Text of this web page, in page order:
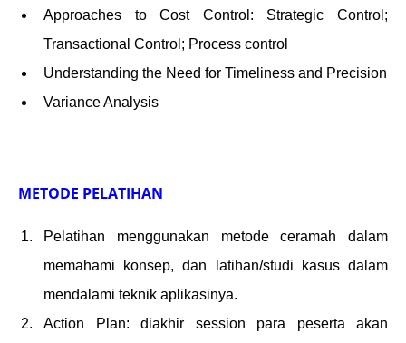
Approaches to Cost Control: Strategic Control;
Transactional Control; Process control
Understanding the Need for Timeliness and Precision
Variance Analysis
METODE PELATIHAN
Pelatihan menggunakan metode ceramah dalam
memahami konsep, dan latihan/studi kasus dalam
mendalami teknik aplikasinya.
Action Plan: diakhir session para peserta akan